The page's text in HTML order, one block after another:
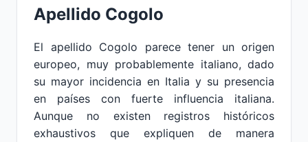
Apellido Cogolo
El apellido Cogolo parece tener un origen
europeo, muy probablemente italiano, dado
su mayor incidencia en Italia y su presencia
en países con fuerte influencia italiana.
Aunque no existen registros históricos
exhaustivos que expliquen de manera